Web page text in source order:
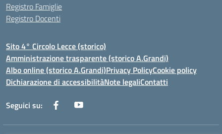
Registro Famiglie
Registro Docenti
Sito 4° Circolo Lecce (storico)
Amministrazione trasparente (storico A.Grandi)
Albo online (storico A.Grandi)Privacy PolicyCookie policy
Dichiarazione di accessibilitàNote legaliContatti
Seguici su: